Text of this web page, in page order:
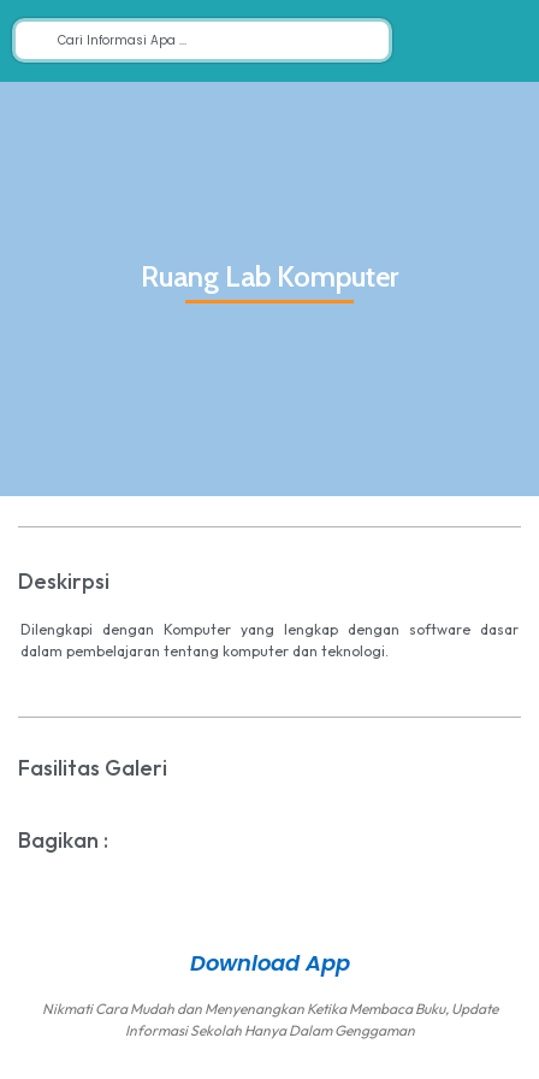
Ruang Lab Komputer
Deskirpsi
Dilengkapi dengan Komputer yang lengkap dengan software dasar
dalam pembelajaran tentang komputer dan teknologi.
Fasilitas Galeri
Bagikan :
Download App
Nikmati Cara Mudah dan Menyenangkan Ketika Membaca Buku, Update
Informasi Sekolah Hanya Dalam Genggaman